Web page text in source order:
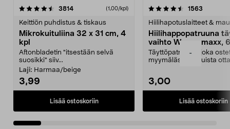
-
3814arvostelut (1,00/kpl)
Keittiön puhdistus & tiskaus
Mikrokuituliina 32 x 31 cm, 4
kpl
Aftonbladetin "itsestään selvä
suosikki" siiv...
Laji: Harmaa/beige
3,99
Lisää ostoskoriin
4.5viidestä
1563
Hiilihapotuslaitteet &
Hiilihappopatruuna
vaihto Wassermaxx,
Täyttöpatruuna, joka
myymälästä – muista
3,00
Lisää ostoskoriin
4.5viidestä